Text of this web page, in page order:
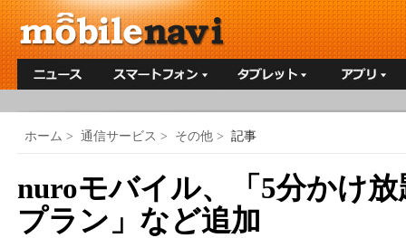
ホーム > 通信サービス > その他 > 記事
nuroモバイル、「5分かけ
プラン」など追加